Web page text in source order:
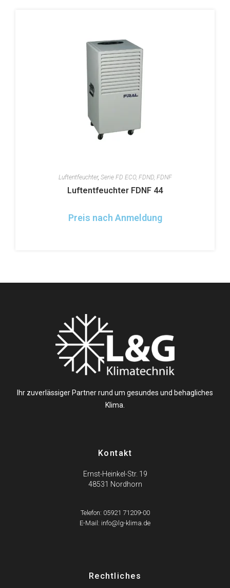
Luftentfeuchter, Serie FD ECO, FDND, FDNF
Luftentfeuchter FDNF 44
Preis nach Anmeldung
Ihr zuverlässiger Partner rund um gesundes und behagliches
Klima.
Kontakt
Ernst-Heinkel-Str. 19
48531 Nordhorn
Telefon: 05921 71209-00
E-Mail: info@lg-klima.de
Rechtliches